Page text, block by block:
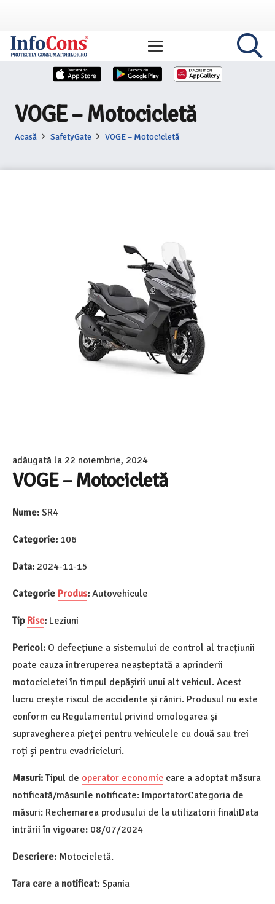
VOGE – Motocicletă
Acasă SafetyGate VOGE – Motocicletă
adăugată la 22 noiembrie, 2024
VOGE – Motocicletă
Nume: SR4
Categorie: 106
Data: 2024-11-15
Categorie Produs: Autovehicule
Tip Risc: Leziuni
Pericol: O defecțiune a sistemului de control al tracțiunii
poate cauza întreruperea neașteptată a aprinderii
motocicletei în timpul depășirii unui alt vehicul. Acest
lucru crește riscul de accidente și răniri. Produsul nu este
conform cu Regulamentul privind omologarea și
supravegherea pieței pentru vehiculele cu două sau trei
roți și pentru cvadricicluri.
Masuri: Tipul de operator economic care a adoptat măsura
notificată/măsurile notificate: ImportatorCategoria de
măsuri: Rechemarea produsului de la utilizatorii finaliData
intrării în vigoare: 08/07/2024
Descriere: Motocicletă.
Tara care a notificat: Spania